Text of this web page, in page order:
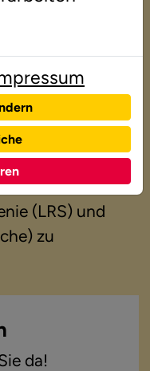
und Online-
umfassenden
Kind hilft, die
(LRS) und
zu
da!